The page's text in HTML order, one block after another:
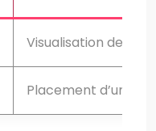
Visualisation de la
Placement d’un